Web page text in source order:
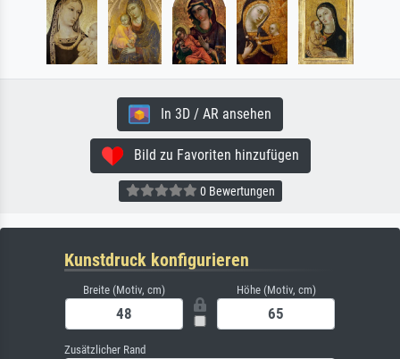
In 3D / AR ansehen
Bild zu Favoriten hinzufügen
0 Bewertungen
Kunstdruck konfigurieren
Breite (Motiv, cm) Höhe (Motiv, cm)
Zusätzlicher Rand